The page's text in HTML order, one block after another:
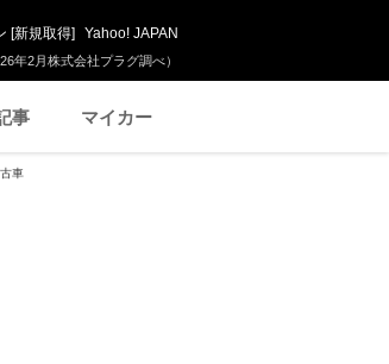
年2月株式会社プラグ調べ）
[新規取得] Yahoo! JAPAN
事 マイカー
車